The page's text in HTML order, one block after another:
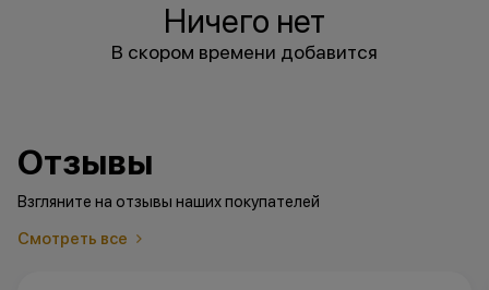
Ничего нет
В скором времени добавится
Отзывы
Взгляните на отзывы наших покупателей
Смотреть все